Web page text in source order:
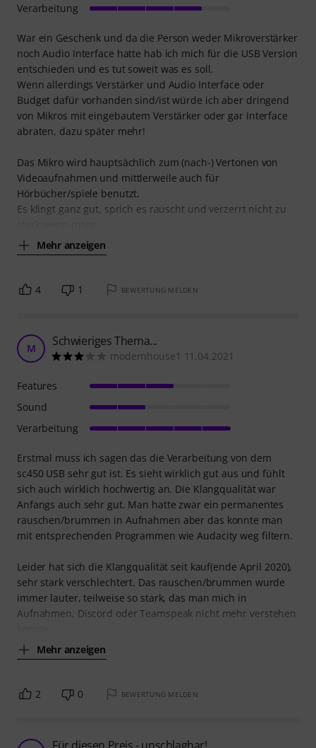
War ein Geschenk und da die Person weder Mikroverstärker
noch Audio Interface hatte hab ich mich für die USB Version
entschieden und es tut soweit was es soll.
Wenn allerdings Verstärker und Audio Interface oder
Budget dafür vorhanden sind/ist würde ich aber dringend
von Mikros mit eingebautem Verstärker oder gar Interface
abraten, dazu später mehr!
Das Mikro wird hauptsächlich zum (nach-) Vertonen von
Videoaufnahmen und mittlerweile auch für
Hörbücher/spiele benutzt.
Es klingt ganz gut, sprich es rauscht und verzerrt nicht zu
Mehr anzeigen
Verarbeitung
4 1 BEWERTUNG MELDEN
M Schwieriges Thema...
modernhouse1 11.04.2021
Erstmal muss ich sagen das die Verarbeitung von dem
sc450 USB sehr gut ist. Es sieht wirklich gut aus und fühlt
sich auch wirklich hochwertig an. Die Klangqualität war
Anfangs auch sehr gut. Man hatte zwar ein permanentes
rauschen/brummen in Aufnahmen aber das konnte man
mit entsprechenden Programmen wie Audacity weg filtern.
Leider hat sich die Klangqualität seit kauf(ende April 2020),
sehr stark verschlechtert. Das rauschen/brummen wurde
immer lauter, teilweise so stark, das man mich in
Aufnahmen, Discord oder Teamspeak nicht mehr verstehen
Mehr anzeigen
Features
Sound
Verarbeitung
2 0 BEWERTUNG MELDEN